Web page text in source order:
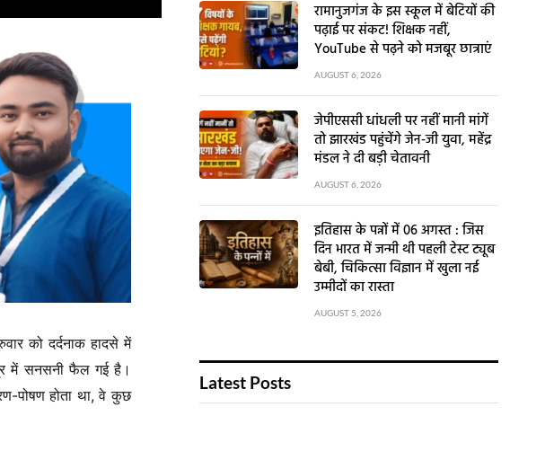
को दर्दनाक हादसे में
में सनसनी फैल गई है।
पोषण होता था, वे कुछ
रामानुजगंज के इस स्कूल में बेटियों की
पढ़ाई पर संकट! शिक्षक नहीं,
YouTube से पढ़ने को मजबूर छात्राएं
AUGUST 6, 2026
जेपीएससी धांधली पर नहीं मानी मांगें
तो झारखंड पहुंचेंगे जेन-जी युवा, महेंद्र
मंडल ने दी बड़ी चेतावनी
AUGUST 6, 2026
इतिहास के पन्नों में 06 अगस्त : जिस
दिन भारत में जन्मी थी पहली टेस्ट ट्यूब
बेबी, चिकित्सा विज्ञान में खुला नई
उम्मीदों का रास्ता
AUGUST 5, 2026
Latest Posts